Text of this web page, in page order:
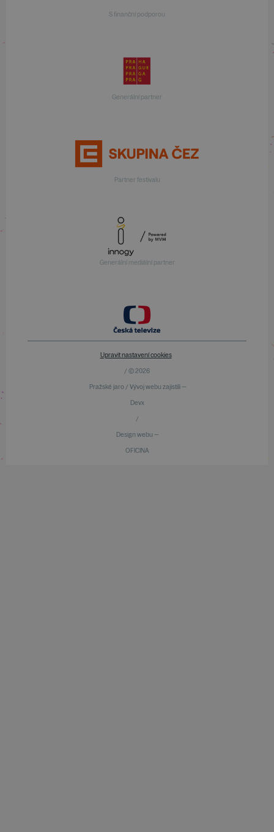
S finanční podporou
Generální partner
Partner festivalu
Generální mediální partner
Upravit nastavení cookies
/ © 2026
Pražské jaro / Vývoj webu zajistili —
Devx
/
Design webu —
OFICINA